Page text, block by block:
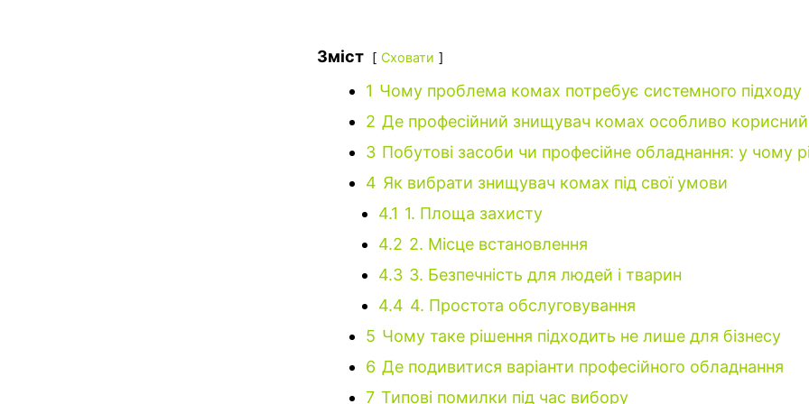
Зміст Сховати
1 Чому проблема комах потребує системного підходу
2 Де професійний знищувач комах особливо корисний
3 Побутові засоби чи професійне обладнання: у чому
4 Як вибрати знищувач комах під свої умови
4.1 1. Площа захисту
4.2 2. Місце встановлення
4.3 3. Безпечність для людей і тварин
4.4 4. Простота обслуговування
5 Чому таке рішення підходить не лише для бізнесу
6 Де подивитися варіанти професійного обладнання
7 Типові помилки під час вибору